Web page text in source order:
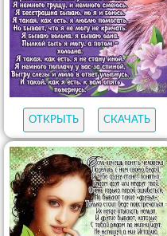
ОТКРЫТЬ СКАЧАТЬ